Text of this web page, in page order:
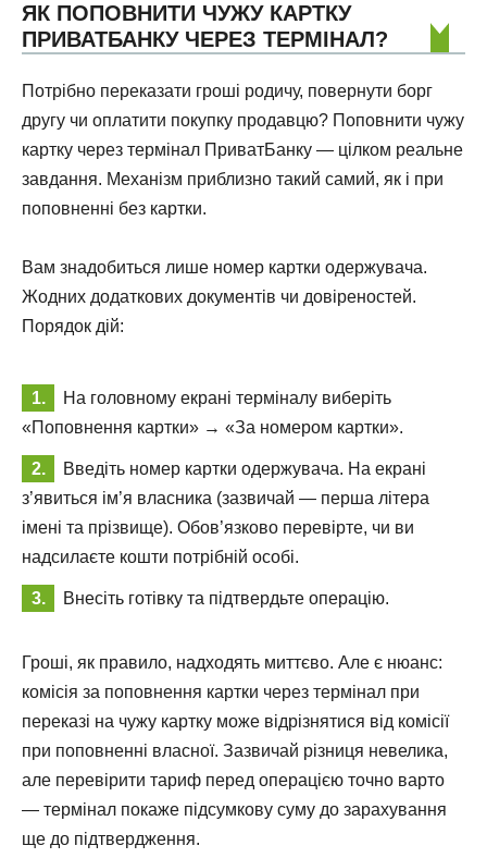
ЯК ПОПОВНИТИ ЧУЖУ КАРТКУ
ПРИВАТБАНКУ ЧЕРЕЗ ТЕРМІНАЛ?
Потрібно переказати гроші родичу, повернути борг
другу чи оплатити покупку продавцю? Поповнити чужу
картку через термінал ПриватБанку — цілком реальне
завдання. Механізм приблизно такий самий, як і при
поповненні без картки.
Вам знадобиться лише номер картки одержувача.
Жодних додаткових документів чи довіреностей.
Порядок дій:
На головному екрані терміналу виберіть
«Поповнення картки» → «За номером картки».
Введіть номер картки одержувача. На екрані
з’явиться ім’я власника (зазвичай — перша літера
імені та прізвище). Обов’язково перевірте, чи ви
надсилаєте кошти потрібній особі.
Внесіть готівку та підтвердьте операцію.
Гроші, як правило, надходять миттєво. Але є нюанс:
комісія за поповнення картки через термінал при
переказі на чужу картку може відрізнятися від комісії
при поповненні власної. Зазвичай різниця невелика,
але перевірити тариф перед операцією точно варто
— термінал покаже підсумкову суму до зарахування
ще до підтвердження.